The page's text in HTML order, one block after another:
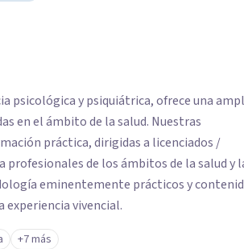
psicológica y psiquiátrica, ofrece una
en el ámbito de la salud. Nuestras
práctica, dirigidas a licenciados /
profesionales de los ámbitos de la salud y
eminentemente prácticos y
experiencia vivencial.
+7 más